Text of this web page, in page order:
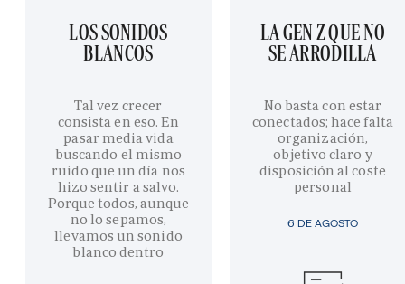
LOS SONIDOS
BLANCOS
Tal vez crecer
consista en eso. En
pasar media vida
buscando el mismo
ruido que un día nos
hizo sentir a salvo.
Porque todos, aunque
no lo sepamos,
llevamos un sonido
blanco dentro
6 DE AGOSTO
LA GEN Z QUE NO
SE ARRODILLA
No basta con estar
conectados; hace falta
organización,
objetivo claro y
disposición al coste
personal